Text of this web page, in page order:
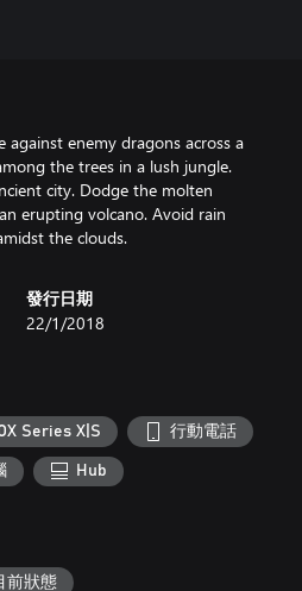
enemy dragons across a
the trees in a lush jungle.
city. Dodge the molten
erupting volcano. Avoid rain
the clouds.
發行日期
22/1/2018
Series X|S 行動電話
Hub
前狀態